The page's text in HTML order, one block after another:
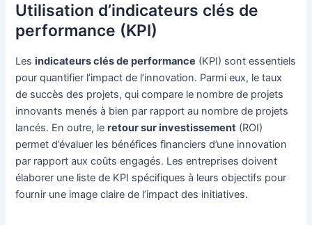
Utilisation d’indicateurs clés de
performance (KPI)
Lesindicateurs clés de performance (KPI) sont essentiels
pour quantifier l’impact de l’innovation. Parmi eux, le taux
de succès des projets, qui compare le nombre de projets
innovants menés à bien par rapport au nombre de projets
lancés. En outre, leretour sur investissement (ROI)
permet d’évaluer les bénéfices financiers d’une innovation
par rapport aux coûts engagés. Les entreprises doivent
élaborer une liste de KPI spécifiques à leurs objectifs pour
fournir une image claire de l’impact des initiatives.